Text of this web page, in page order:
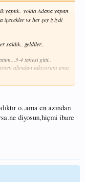
yaptık.. yolda Adana yapan
içecekler vs her şey iyiydi
saldık.. geldiler..
4 tanesi gitti..
altından takıyorum ama
ile bekledi.. enişte kamışı
kanca falan yoktu..
o..ama en azından
diyosun,hiçmi ibare